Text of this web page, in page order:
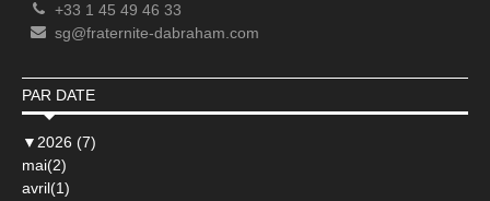
+33 1 45 49 46 33
sg@fraternite-dabraham.com
PAR DATE
▼ 2026 (7)
mai(2)
avril(1)